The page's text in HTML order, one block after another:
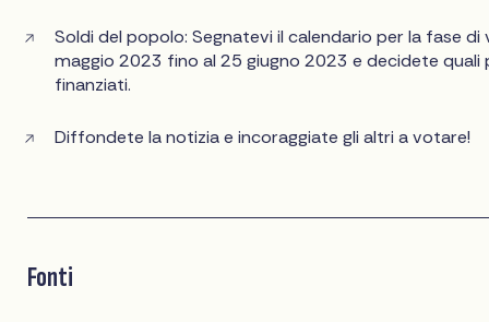
Soldi del popolo: Segnatevi il calendario per la fase di
maggio 2023 fino al 25 giugno 2023 e decidete
finanziati.
Diffondete la notizia e incoraggiate gli altri a votare!
Fonti